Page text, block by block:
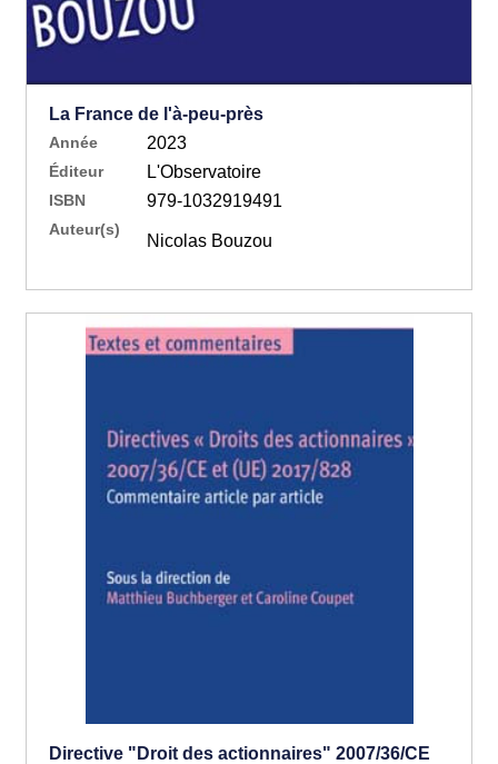
La France de l'à-peu-près
Année 2023
Éditeur L'Observatoire
ISBN 979-1032919491
Auteur(s)
Nicolas Bouzou
Directive "Droit des actionnaires" 2007/36/CE